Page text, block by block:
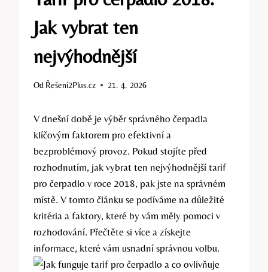
Jak vybrat ten
nejvýhodnější
Od Řešení2Plus.cz 21. 4. 2026
V dnešní době je výběr správného čerpadla
klíčovým faktorem pro efektivní a
bezproblémový provoz. Pokud stojíte před
rozhodnutím, jak vybrat ten nejvýhodnější tarif
pro čerpadlo v roce 2018, pak jste na správném
místě. V tomto článku se podíváme na důležité
kritéria a faktory, které by vám měly pomoci v
rozhodování. Přečtěte si více a získejte
informace, které vám usnadní správnou volbu.